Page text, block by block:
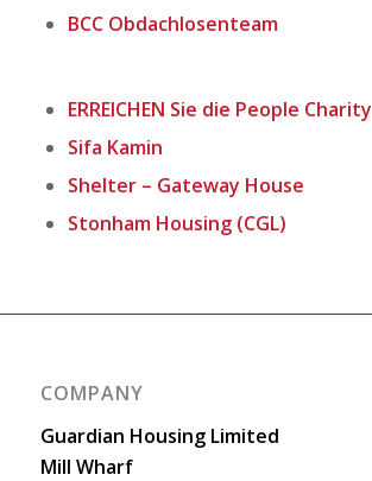
BCC Obdachlosenteam
ERREICHEN Sie die People Charity
Sifa Kamin
Shelter – Gateway House
Stonham Housing (CGL)
COMPANY
Guardian Housing Limited
Mill Wharf